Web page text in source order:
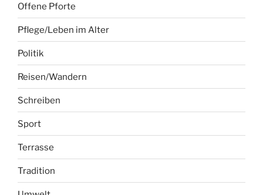
Offene Pforte
Pflege/Leben im Alter
Politik
Reisen/Wandern
Schreiben
Sport
Terrasse
Tradition